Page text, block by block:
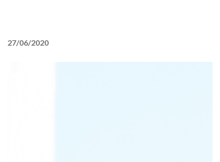
27/06/2020